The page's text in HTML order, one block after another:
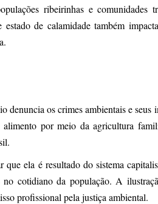
ribeirinhas e comunidades
estado de calamidade também
denuncia os crimes ambientais e
por meio da agricultura
ela é resultado do sistema
cotidiano da população. A
profissional pela justiça ambiental.